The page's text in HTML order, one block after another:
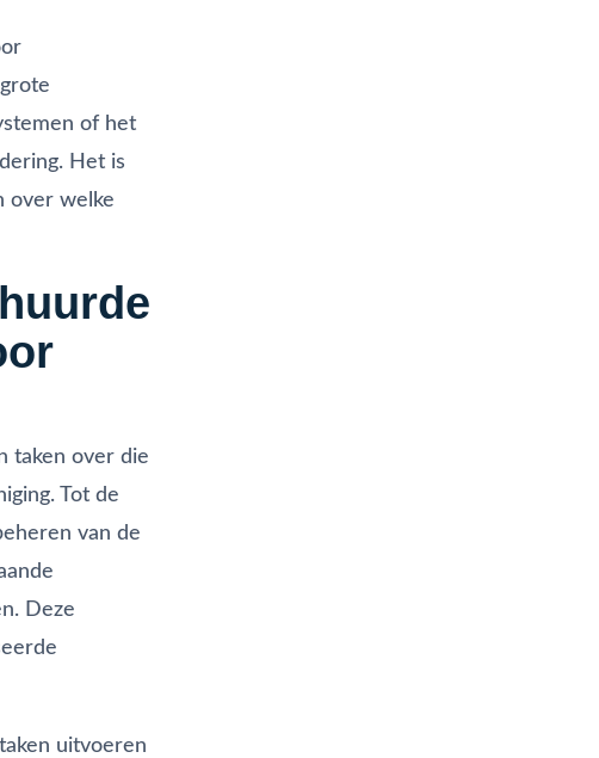
of het
Het is
over welke
taken over die
Tot de
van de
Deze
uitvoeren